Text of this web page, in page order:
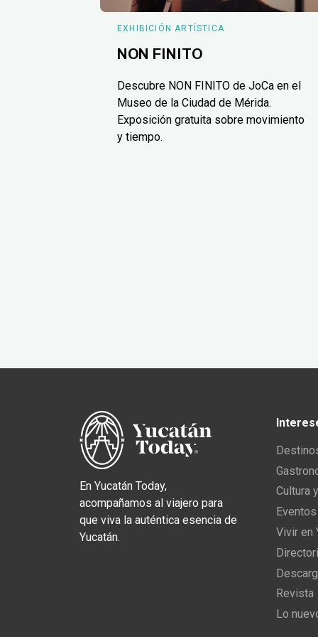
EXHIBICIÓN ARTÍSTICA
NON FINITO
Descubre NON FINITO de JoCa en el
Museo de la Ciudad de Mérida.
Exposición gratuita sobre movimiento
y tiempo.
En Yucatán Today,
acompañamos al viajero para
que viva la auténtica esencia de
Yucatán.
Cultura
Vivir en
Revista
Lo